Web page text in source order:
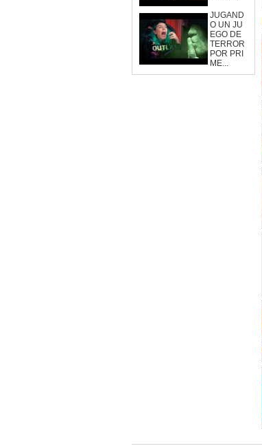
JUGAND
O UN JU
EGO DE
TERROR
POR PRI
ME...